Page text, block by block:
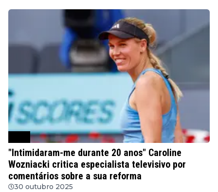
"Intimidaram-me durante 20 anos" Caroline
Wozniacki critica especialista televisivo por
comentários sobre a sua reforma
30 outubro 2025